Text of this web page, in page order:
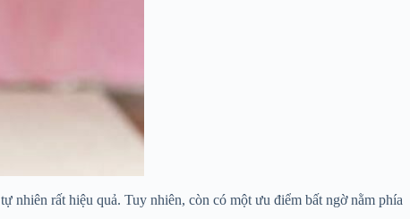
tự nhiên rất hiệu quả. Tuy nhiên, còn có một ưu điểm bất ngờ nằm phía